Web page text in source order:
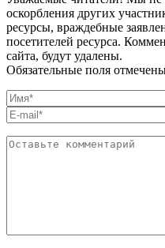
оскорбления других
ресурсы, враждебные
посетителей ресурса.
сайта, будут удалены.
Обязательные поля